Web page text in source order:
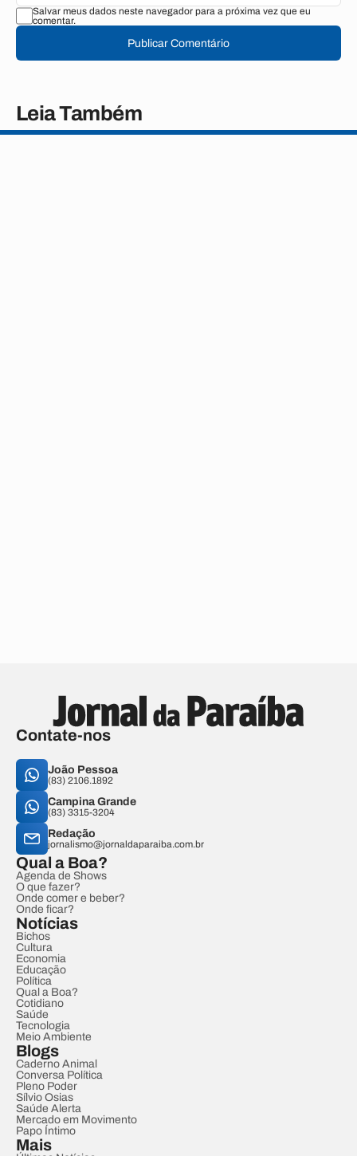
Salvar meus dados neste navegador para a próxima vez que eu
comentar.
Publicar Comentário
Leia Também
Contate-nos
João Pessoa
(83) 2106.1892
Campina Grande
(83) 3315-3204
Redação
jornalismo@jornaldaparaiba.com.br
Qual a Boa?
Agenda de Shows
O que fazer?
Onde comer e beber?
Onde ficar?
Notícias
Bichos
Cultura
Economia
Educação
Política
Qual a Boa?
Cotidiano
Saúde
Tecnologia
Meio Ambiente
Blogs
Caderno Animal
Conversa Política
Pleno Poder
Sílvio Osias
Saúde Alerta
Mercado em Movimento
Papo Íntimo
Mais